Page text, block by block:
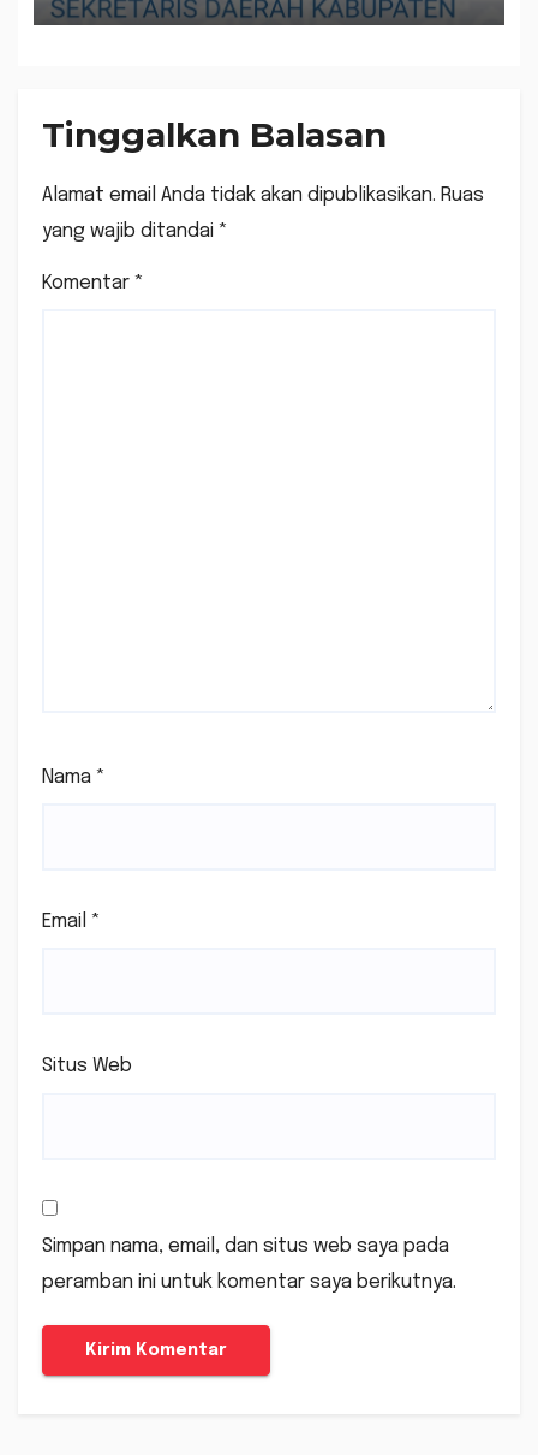
Tinggalkan Balasan
Alamat email Anda tidak akan dipublikasikan. Ruas
yang wajib ditandai *
Komentar *
Nama *
Email *
Situs Web
Simpan nama, email, dan situs web saya pada
peramban ini untuk komentar saya berikutnya.